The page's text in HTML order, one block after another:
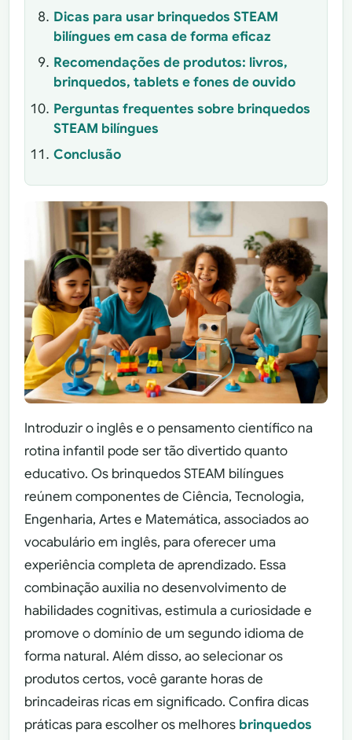
Dicas para usar brinquedos STEAM
bilíngues em casa de forma eficaz
Recomendações de produtos: livros,
brinquedos, tablets e fones de ouvido
Perguntas frequentes sobre brinquedos
STEAM bilíngues
Conclusão
Introduzir o inglês e o pensamento científico na
rotina infantil pode ser tão divertido quanto
educativo. Os brinquedos STEAM bilíngues
reúnem componentes de Ciência, Tecnologia,
Engenharia, Artes e Matemática, associados ao
vocabulário em inglês, para oferecer uma
experiência completa de aprendizado. Essa
combinação auxilia no desenvolvimento de
habilidades cognitivas, estimula a curiosidade e
promove o domínio de um segundo idioma de
forma natural. Além disso, ao selecionar os
produtos certos, você garante horas de
brincadeiras ricas em significado. Confira dicas
práticas para escolher os melhores brinquedos